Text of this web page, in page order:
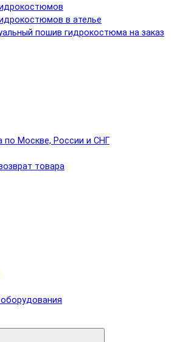
в ателье
пошив гидрокостюма на заказ
по Москве, России и СНГ
товара